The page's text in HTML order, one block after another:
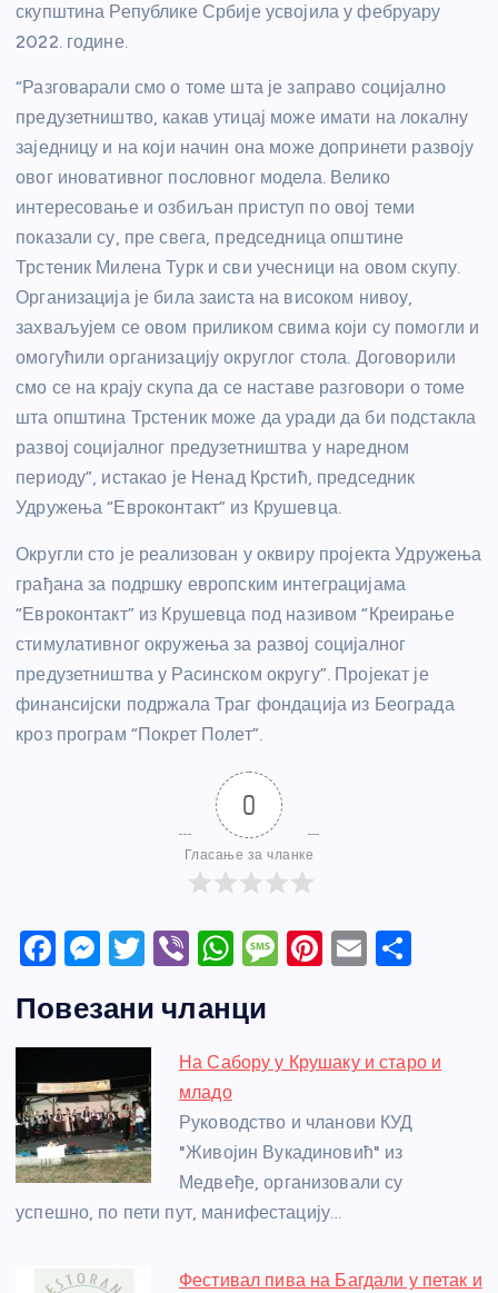
скупштина Републике Србије усвојила у фебруару
2022. године.
“Разговарали смо о томе шта је заправо социјално
предузетништво, какав утицај може имати на локалну
заједницу и на који начин она може допринети развоју
овог иновативног пословног модела. Велико
интересовање и озбиљан приступ по овој теми
показали су, пре свега, председница општине
Трстеник Милена Турк и сви учесници на овом скупу.
Организација је била заиста на високом нивоу,
захваљујем се овом приликом свима који су помогли и
омогућили организацију округлог стола. Договорили
смо се на крају скупа да се наставе разговори о томе
шта општина Трстеник може да уради да би подстакла
развој социјалног предузетништва у наредном
периоду”, истакао је Ненад Крстић, председник
Удружења “Евроконтакт” из Крушевца.
Округли сто је реализован у оквиру пројекта Удружења
грађана за подршку европским интеграцијама
“Евроконтакт” из Крушевца под називом “Креирање
стимулативног окружења за развој социјалног
предузетништва у Расинском округу”. Пројекат је
финансијски подржала Траг фондација из Београда
кроз програм “Покрет Полет”.
0
Гласање за чланке
F
c
e
b
o
o
k
M
ss
e
n
g
er
T
itt
er
Vi
er
W
at
s
p
p
M
a
e
Pi
e
E
e
Повезани чланци
На Сабору у Крушаку и старо и
младо
Руководство и чланови КУД
"Живојин Вукадиновић" из
Медвеђе, организовали су
успешно, по пети пут, манифестацију…
Фестивал пива на Багдали у петак и